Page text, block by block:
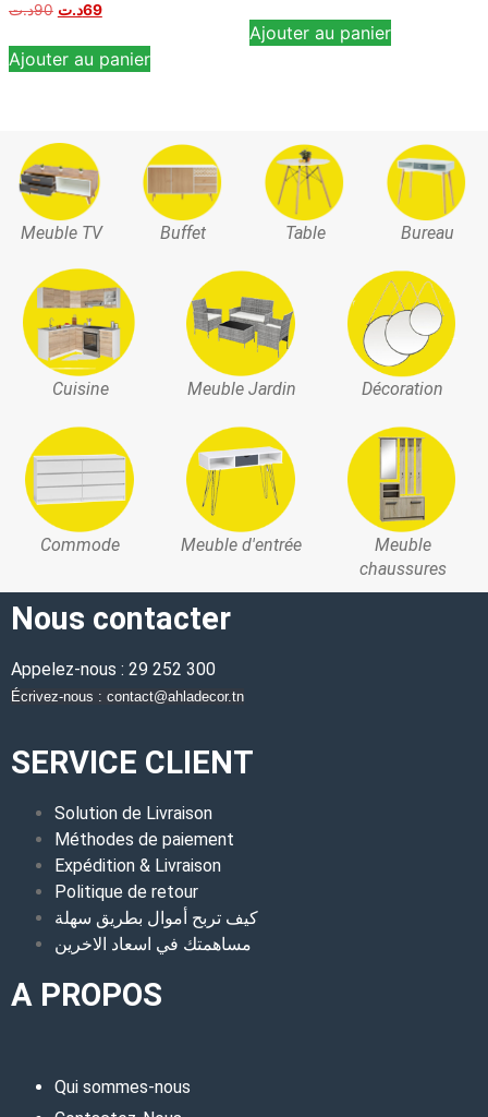
90د.ت 69د.ت
Ajouter au panier
Ajouter au panier
Meuble TV Buffet Table Bureau
Cuisine Meuble Jardin Décoration
Commode Meuble d'entrée
Meuble
chaussures
Nous contacter
Appelez-nous : 29 252 300
Écrivez-nous : contact@ahladecor.tn
SERVICE CLIENT
Solution de Livraison
Méthodes de paiement
Expédition & Livraison
Politique de retour
كيف تربح أموال بطريق سهلة
مساهمتك في اسعاد الاخرين
A PROPOS
Qui sommes-nous